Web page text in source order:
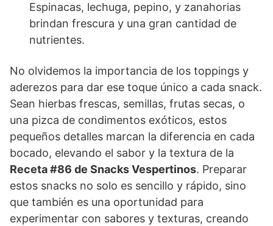
Espinacas, lechuga, pepino, y zanahorias
brindan frescura y una gran cantidad de
nutrientes.
No olvidemos la importancia de los toppings y
aderezos para dar ese toque único a cada snack.
Sean hierbas frescas, semillas, frutas secas, o
una pizca de condimentos exóticos, estos
pequeños detalles marcan la diferencia en cada
bocado, elevando el sabor y la textura de la
Receta #86 de Snacks Vespertinos. Preparar
estos snacks no solo es sencillo y rápido, sino
que también es una oportunidad para
experimentar con sabores y texturas, creando